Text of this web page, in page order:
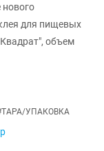
нового
для пищевых
объем
ТАРА/УПАКОВКА